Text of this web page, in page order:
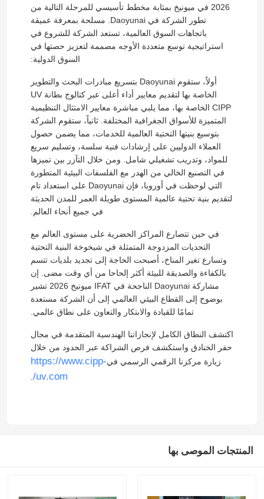
2026 في ميونيخ بمثابة مخطط تأسيسي للمرحلة التالية من
تطور الشركة في Daoyunai. مسلحة بمعرفة عميقة
باتجاهات السوق العالمية، تستعد الشركة للشروع في
استراتيجية توسع متعددة الأوجه مصممة لتعزيز حصتها في
السوق الدولية:
أولاً، ستقوم Daoyunai بتسريع مبادرات البحث والتطوير
الخاصة بها لتقديم معايير أداء أعلى عبر كتالوج بطانة UV
CIPP الخاصة بها، مما يلبي مباشرة معايير الامتثال التنظيمية
المتميزة للأسواق الجغرافية المختلفة. ثانياً، ستقوم الشركة
بتوسيع بنيتها التحتية العالمية للخدمات، مما يضمن حصول
العملاء الدوليين على إرشادات فنية سلسة، وتسليم سريع
للمواد، وتدريب تشغيلي شامل. ومن خلال التآزر بين تميزها
في التصنيع الخالي من الهدر مع الفلسفات البيئية المتطورة
التي لوحظت في أوروبا، فإن Daoyunai على استعداد تام
لتقديم بنية تحتية عالمية المستوى طويلة العمر للمدن الحديثة
في جميع أنحاء العالم.
في حين تتصارع المراكز الحضرية على مستوى العالم مع
التحديات المزدوجة المتمثلة في شيخوخة البنية التحتية
وتسارع تغير المناخ، أصبحت الحاجة إلى تجديد بلديات تتسم
بالكفاءة والصديقة للبيئة أكثر إلحاحا من أي وقت مضى. إن
مشاركة Daoyunai الناجحة في IFAT ميونيخ 2026 تشير
بوضوح إلى القطاع البيئي العالمي إلى أن الشركة مستعدة
تمامًا للقيادة والابتكار والتعاون على نطاق عالمي.
اكتشف النطاق الكامل لإنجازاتنا الهندسية المتقدمة في مجال
حفر الخنادق واستكشف فرص الشراكة عبر الحدود من خلال
زيارة مركزنا الرقمي الرسمي فيhttps://www.cipp-
uv.com/
المنتجات الموصى بها